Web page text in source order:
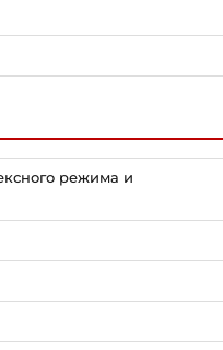
режима и